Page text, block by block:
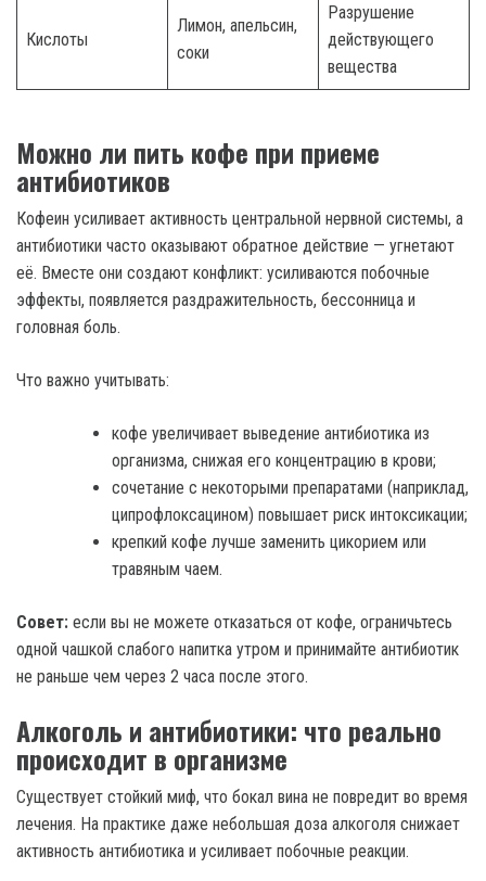
Кислоты
Лимон, апельсин,
соки
Разрушение
действующего
вещества
Можно ли пить кофе при приеме
антибиотиков
Кофеин усиливает активность центральной нервной системы, а
антибиотики часто оказывают обратное действие — угнетают
её. Вместе они создают конфликт: усиливаются побочные
эффекты, появляется раздражительность, бессонница и
головная боль.
Что важно учитывать:
кофе увеличивает выведение антибиотика из
организма, снижая его концентрацию в крови;
сочетание с некоторыми препаратами (наприклад,
ципрофлоксацином) повышает риск интоксикации;
крепкий кофе лучше заменить цикорием или
травяным чаем.
Совет: если вы не можете отказаться от кофе, ограничьтесь
одной чашкой слабого напитка утром и принимайте антибиотик
не раньше чем через 2 часа после этого.
Алкоголь и антибиотики: что реально
происходит в организме
Существует стойкий миф, что бокал вина не повредит во время
лечения. На практике даже небольшая доза алкоголя снижает
активность антибиотика и усиливает побочные реакции.